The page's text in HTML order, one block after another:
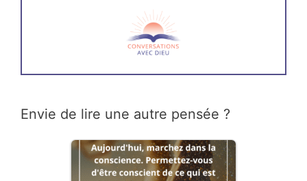
Envie de lire une autre pensée ?